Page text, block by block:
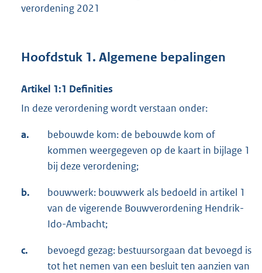
verordening 2021
Hoofdstuk 1. Algemene bepalingen
Artikel 1:1 Definities
In deze verordening wordt verstaan onder:
a.
bebouwde kom: de bebouwde kom of
kommen weergegeven op de kaart in bijlage 1
bij deze verordening;
b.
bouwwerk: bouwwerk als bedoeld in artikel 1
van de vigerende Bouwverordening Hendrik-
Ido-Ambacht;
c.
bevoegd gezag: bestuursorgaan dat bevoegd is
tot het nemen van een besluit ten aanzien van